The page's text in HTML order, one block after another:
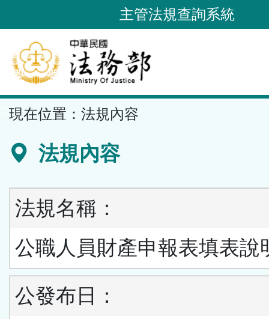
到
要
內
容
區
主管法規查詢系統
現在位置： 法規內容
法規內容
法規名稱：
公職人員財產申報表填表說
公發布日：